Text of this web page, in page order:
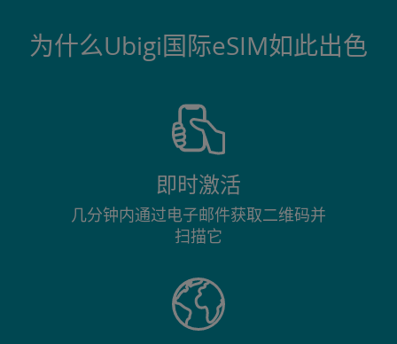
为什么Ubigi国际eSIM如此出色
即时激活
几分钟内通过电子邮件获取二维码并
扫描它